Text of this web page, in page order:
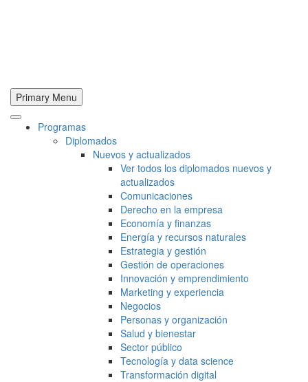
Primary Menu
Programas
Diplomados
Nuevos y actualizados
Ver todos los diplomados nuevos y
actualizados
Comunicaciones
Derecho en la empresa
Economía y finanzas
Energía y recursos naturales
Estrategia y gestión
Gestión de operaciones
Innovación y emprendimiento
Marketing y experiencia
Negocios
Personas y organización
Salud y bienestar
Sector público
Tecnología y data science
Transformación digital